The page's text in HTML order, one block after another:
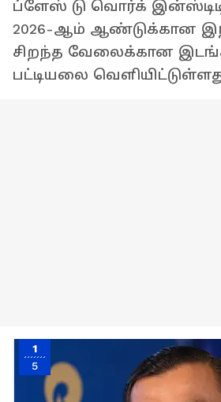
ப்ளேஸ் டு வொர்க்
2026-ஆம் ஆண்டுக்கான
சிறந்த வேலைக்கான
பட்டியலை
1
5